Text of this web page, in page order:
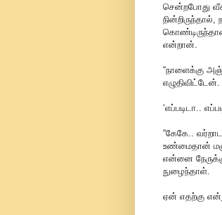
சென்றபோது
என்றான்.
“நாளைக்கு
‘எப்படிடா..
“கேகே..
உண்மைதான்
என்னை
நுழைந்தாள்.
ஏன் எதற்கு